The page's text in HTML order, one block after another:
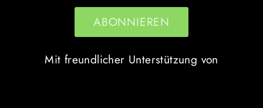
Mit freundlicher Unterstützung von